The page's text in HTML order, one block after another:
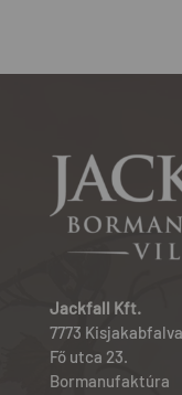
Jackfall Kft.
7773
Fő utca 23.
Bormanufaktúra